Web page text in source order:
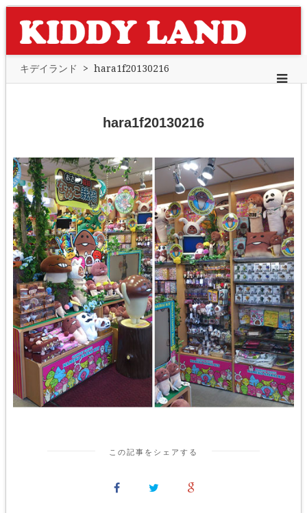
キデイランド > hara1f20130216
hara1f20130216
この記事をシェアする